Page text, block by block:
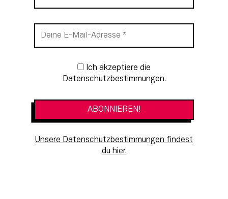
Newsletter-Anmeldung
Datenschutzbestimmungen.
Unsere Datenschutzbestimmungen findest
du hier.